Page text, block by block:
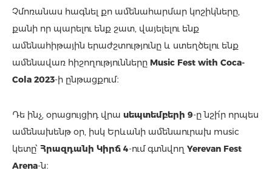
Չմոռանաս հագնել քո ամենահարմար կոշիկները,
քանի որ պարելու ենք շատ, վայելելու ենք
ամենահիթային երաժշտությունը և ստեղծելու ենք
ամենավառ հիշողությունները Music Fest with Coca-
Cola 2023-ի ընթացքում։
Դե ինչ, օրացույցիդ վրա սեպտեմբերի 9-ը նշի՛ր որպես
ամենախենթ օր, իսկ Երևանի ամենաուրախ music
կետը՝ Հրազդանի Կիրճ 4-ում գտնվող Yerevan Fest
Arena-ն։